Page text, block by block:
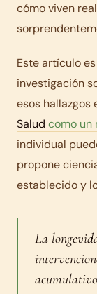
cómo viven
Este artículo
investigación
esos hallazgos
Salud como un
individual
propone
establecido y
La